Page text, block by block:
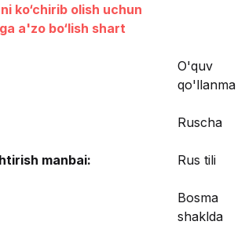
ko‘chirib olish uchun
a'zo bo‘lish shart
O'quv
qo'llanma
Ruscha
manbai: Rus tili
Bosma
shaklda